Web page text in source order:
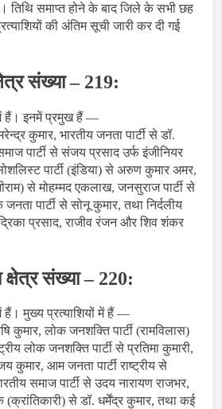
तिथि समाप्त होने के बाद जिले के सभी छह
की अंतिम सूची जारी कर दी गई
संख्या – 219:
हैं। इनमें प्रमुख हैं —
कुमार, भारतीय जनता पार्टी से डॉ.
पार्टी से संजय प्रसाद उर्फ इंजीनियर
पार्टी (इंडिया) से अरुण कुमार अमर,
से मोहम्मद एकलाख, जनसुराज पार्टी से
पार्टी से सोनू कुमार, तथा निर्दलीय
प्रसाद, राजीव रंजन और शिव शंकर
क्षेत्र संख्या – 220:
हैं। मुख्य प्रत्याशियों में हैं —
कुमार, लोक जनशक्ति पार्टी (रामविलास)
लोक जनशक्ति पार्टी से प्रतिमा कुमारी,
कुमार, आम जनता पार्टी राष्ट्रीय से
समाज पार्टी से उदय नारायण राजभर,
(क्रांतिकारी) से डॉ. धर्मेंद्र कुमार, तथा कई